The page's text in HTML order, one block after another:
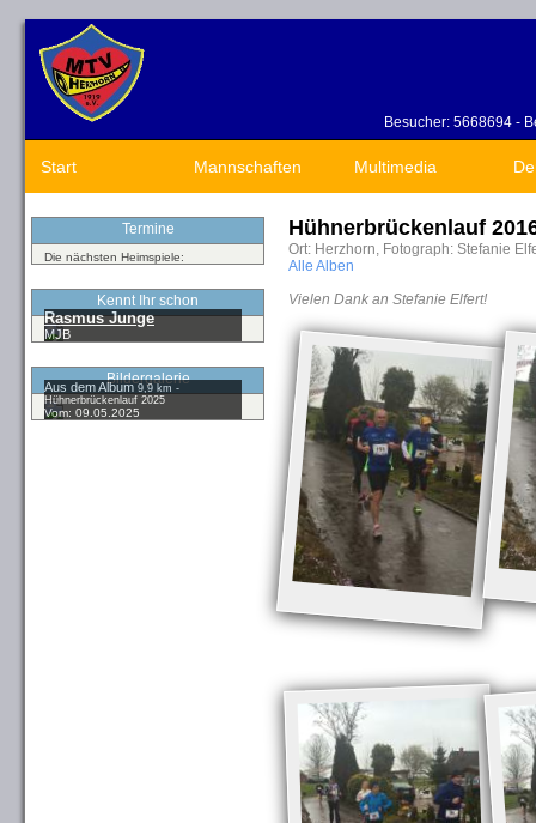
Besucher: 5668694 -
Start Mannschaften Multimedia
Termine
Die nächsten Heimspiele:
Kennt Ihr schon
Rasmus Junge
MJB
Bildergalerie
Aus dem Album9,9 km -
Hühnerbrückenlauf 2025
Vom: 09.05.2025
Hühnerbrückenlauf
Ort: Herzhorn, Fotograph: Stefanie
Alle Alben
Vielen Dank an Stefanie Elfert!